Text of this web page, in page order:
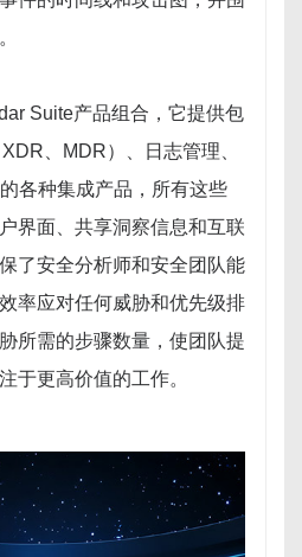
Suite产品组合，它提供包
、MDR）、日志管理、
各种集成产品，所有这些
界面、共享洞察信息和互联
了安全分析师和安全团队能
率应对任何威胁和优先级排
所需的步骤数量，使团队提
于更高价值的工作。